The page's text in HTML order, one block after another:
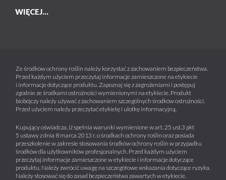
WIĘCEJ...
Ze środków ochrony roślin należy korzystać z zachowaniem bezpieczeństwa.
Przed każdym użyciem przeczytaj informacje zamieszczone na etykiecie
i informacje dotyczące produktu. Zapoznaj się z zagrożeniami i postępuj
zgodnie ze środkami ostrożności wymienionymi na etykiecie. Produkt
biobójczy należy używać z zachowaniem szczególnych środków ostrożności.
Przed użyciem należy przeczytać etykietę i ulotkę informacyjną.
Kupujący oświadcza, iż spełnia warunki wymienione w art. 25 ust.3 pkt
5 ustawy z dnia 8 marca 2013 r. o środkach ochrony roślin oraz posiada
przeszkolenie w zakresie stosowania środków ochrony roślin w przypadku
środków dla użytkowników profesjonalnych. Przed każdym użyciem
przeczytaj informacje zamieszczone w etykiecie i informacje dotyczące
produktu. Należy zwrócić uwagę na szczegółowe wskazania dotyczące ryzyka.
Należy stosować się do zasad bezpieczeństwa zawartych w etykiecie.